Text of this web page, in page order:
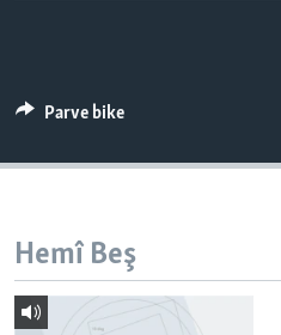
SORANÎ
Learning English
Parve bike
Hemî Beş